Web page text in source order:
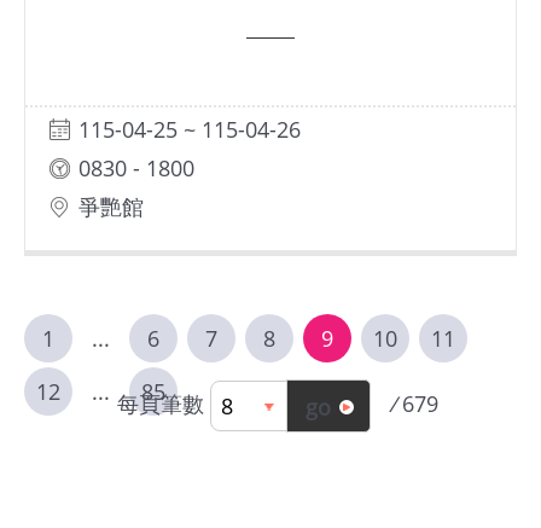
115-04-25 ~ 115-04-26
0830 - 1800
爭艷館
1 ... 6 7 8 9 10
11
12
... 85
每頁筆數 go / 679